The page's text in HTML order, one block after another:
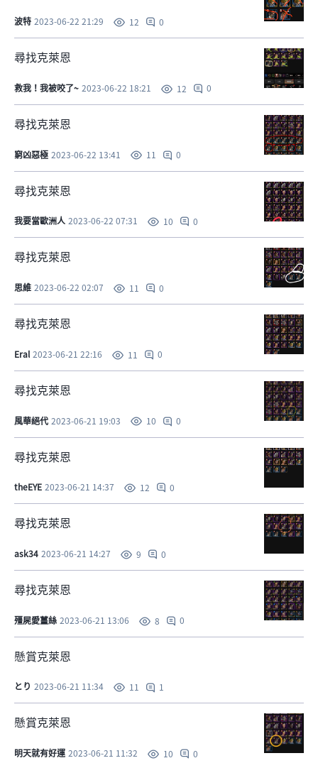
波特 2023-06-22 21:29 12 0
尋找克萊恩
救我！我被咬了~ 2023-06-22 18:21 12 0
尋找克萊恩
窮凶惡極 2023-06-22 13:41 11 0
尋找克萊恩
我要當歐洲人 2023-06-22 07:31 10 0
尋找克萊恩
思維 2023-06-22 02:07 11 0
尋找克萊恩
Eral 2023-06-21 22:16 11 0
尋找克萊恩
風華絕代 2023-06-21 19:03 10 0
尋找克萊恩
theEYE 2023-06-21 14:37 12 0
尋找克萊恩
ask34 2023-06-21 14:27 9 0
尋找克萊恩
殭屍愛薑絲 2023-06-21 13:06 8 0
懸賞克萊恩
とり 2023-06-21 11:34 11 1
懸賞克萊恩
明天就有好運 2023-06-21 11:32 10 0